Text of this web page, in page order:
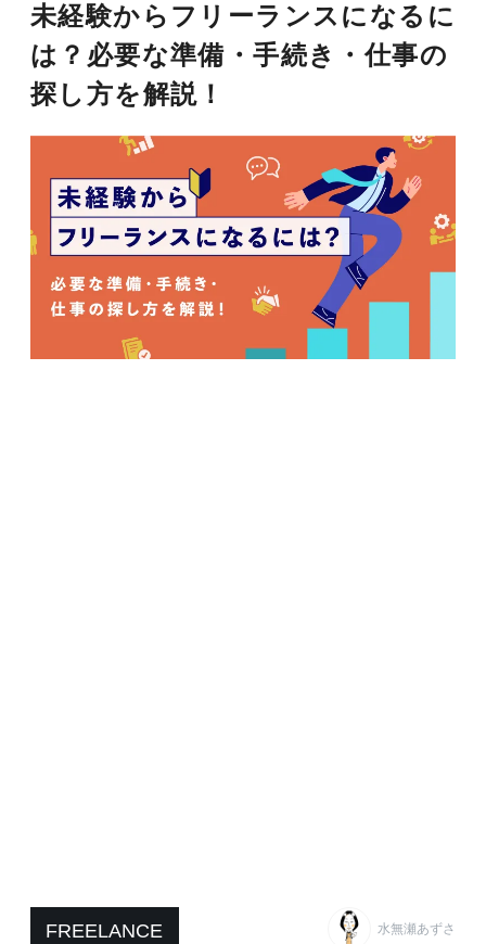
未経験からフリーランスになるに
は？必要な準備・手続き・仕事の
探し方を解説！
FREELANCE 水無瀬あずさ